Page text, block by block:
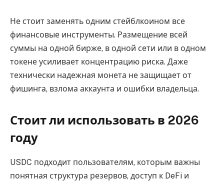
Не стоит заменять одним стейблкоином все
финансовые инструменты. Размещение всей
суммы на одной бирже, в одной сети или в одном
токене усиливает концентрацию риска. Даже
технически надежная монета не защищает от
фишинга, взлома аккаунта и ошибки владельца.
Стоит ли использовать в 2026
году
USDC подходит пользователям, которым важны
понятная структура резервов, доступ к DeFi и